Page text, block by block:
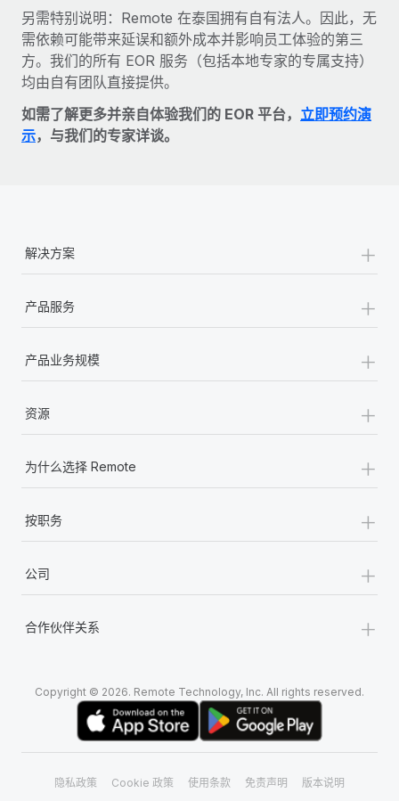
另需特别说明：Remote 在泰国拥有自有法人。因此，无
需依赖可能带来延误和额外成本并影响员工体验的第三
方。我们的所有 EOR 服务（包括本地专家的专属支持）
均由自有团队直接提供。
如需了解更多并亲自体验我们的 EOR 平台， 立即预约演
示，与我们的专家详谈。
解决方案 +
产品服务 +
产品业务规模 +
资源 +
为什么选择 Remote +
按职务 +
公司 +
合作伙伴关系 +
Copyright © 2026. Remote Technology, Inc. All rights reserved.
隐私政策 Cookie 政策 使用条款 免责声明 版本说明